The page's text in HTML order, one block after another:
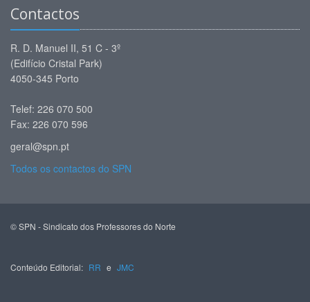
Contactos
R. D. Manuel II, 51 C - 3º
(Edifício Cristal Park)
4050-345 Porto
Telef: 226 070 500
Fax: 226 070 596
geral@spn.pt
Todos os contactos do SPN
© SPN - Sindicato dos Professores do Norte
Conteúdo Editorial: RR e JMC